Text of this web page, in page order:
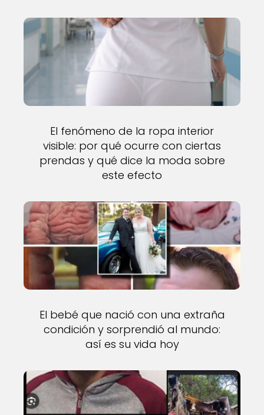
El fenómeno de la ropa interior
visible: por qué ocurre con ciertas
prendas y qué dice la moda sobre
este efecto
El bebé que nació con una extraña
condición y sorprendió al mundo:
así es su vida hoy